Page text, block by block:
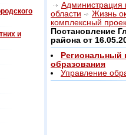
и
Администрация
области
Жизнь
комплексный
Постановление
района от
Региональный
образования
Управление